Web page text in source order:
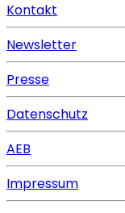
Kontakt
Newsletter
Presse
Datenschutz
AEB
Impressum